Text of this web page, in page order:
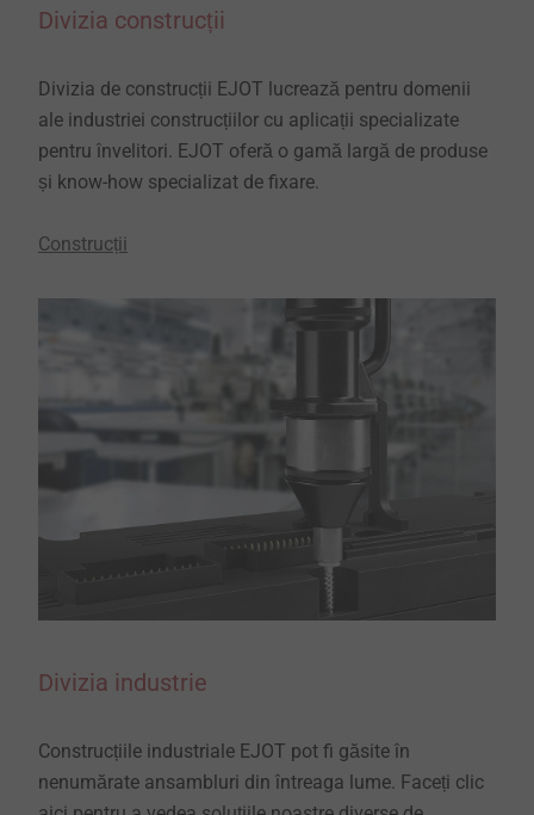
Divizia construcții
Divizia de construcții EJOT lucrează pentru domenii
ale industriei construcțiilor cu aplicații specializate
pentru învelitori. EJOT oferă o gamă largă de produse
și know-how specializat de fixare.
Construcții
Divizia industrie
Construcțiile industriale EJOT pot fi găsite în
nenumărate ansambluri din întreaga lume. Faceți clic